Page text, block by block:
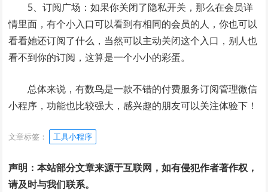
5、订阅广场：如果你关闭了隐私开关，那么在会员详
情里面，有个小入口可以看到有相同的会员的人，你也可以
看看她还订阅了什么，当然可以主动关闭这个入口，别人也
看不到你的订阅，这算是一个小小的彩蛋。
总体来说，有数鸟是一款不错的付费服务订阅管理微信
小程序，功能也比较强大，感兴趣的朋友可以关注体验下！
文章标签： 工具小程序
声明：本站部分文章来源于互联网，如有侵犯作者著作权，
请及时与我们联系。